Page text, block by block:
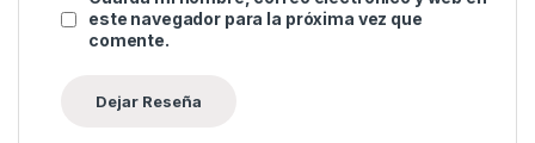
este navegador para la próxima vez que
comente.